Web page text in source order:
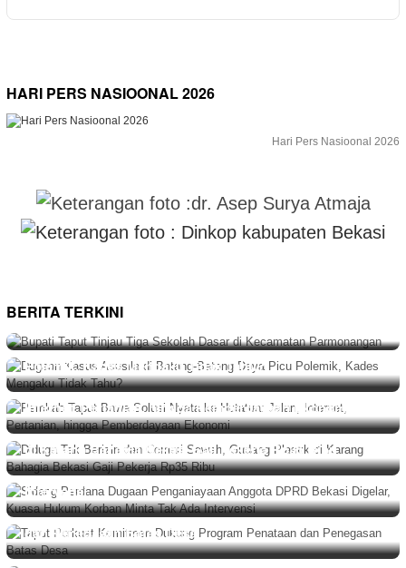
HARI PERS NASIOONAL 2026
Hari Pers Nasioonal 2026
BERITA TERKINI
Bupati Taput Tinjau Tiga Sekolah Dasar di Kecamatan
Parmonangan
Dugaan Kasus Asusila di Batang-Batang Daya Picu
Polemik, Kades Mengaku Tidak Tahu?
BERITA Agustus 6, 2026
Pemkab Taput Bawa Solusi Nyata ke Hutatua: Jalan,
Internet, Pertanian, hingga Pemberdayaan Ekonomi
BERITA , DAERAH Agustus 5, 2026
Diduga Tak Berizin dan Cemari Sawah, Gudang Plastik
di Karang Bahagia Bekasi Gaji Pekerja Rp35 Ribu
BERITA HUKUM Agustus 5, 2026
Sidang Perdana Dugaan Penganiayaan Anggota DPRD
Bekasi Digelar, Kuasa Hukum Korban Minta Tak Ada
Intervensi
BERITA Agustus 5, 2026
Taput Perkuat Komitmen Dukung Program Penataan
dan Penegasan Batas Desa
Polres PPU Perkuat Sinergi Antisipasi Karhutla dan
Dampak El Nino